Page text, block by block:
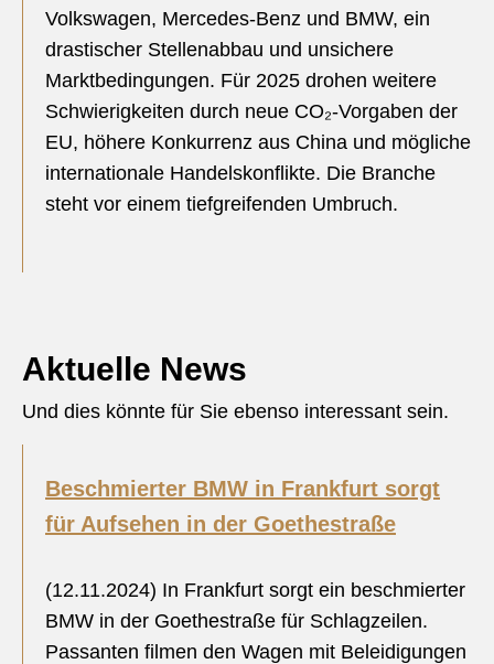
Volkswagen, Mercedes-Benz und BMW, ein
drastischer Stellenabbau und unsichere
Marktbedingungen. Für 2025 drohen weitere
Schwierigkeiten durch neue CO₂-Vorgaben der
EU, höhere Konkurrenz aus China und mögliche
internationale Handelskonflikte. Die Branche
steht vor einem tiefgreifenden Umbruch.
Aktuelle News
Und dies könnte für Sie ebenso interessant sein.
Beschmierter BMW in Frankfurt sorgt
für Aufsehen in der Goethestraße
(12.11.2024) In Frankfurt sorgt ein beschmierter
BMW in der Goethestraße für Schlagzeilen.
Passanten filmen den Wagen mit Beleidigungen